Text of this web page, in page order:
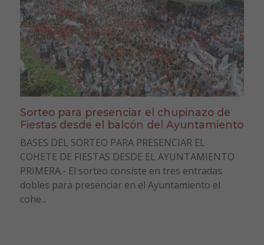
Sorteo para presenciar el chupinazo de
Fiestas desde el balcón del Ayuntamiento
BASES DEL SORTEO PARA PRESENCIAR EL
COHETE DE FIESTAS DESDE EL AYUNTAMIENTO
PRIMERA.- El sorteo consiste en tres entradas
dobles para presenciar en el Ayuntamiento el
cohe...